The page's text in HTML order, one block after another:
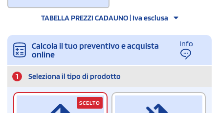
TABELLA PREZZI CADAUNO | Iva esclusa
Calcola il tuo preventivo e acquista
online
Info
1 Seleziona il tipo di prodotto
SCELTO